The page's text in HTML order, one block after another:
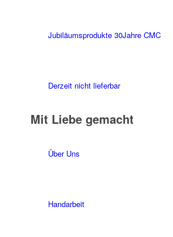
Jubiläumsprodukte 30Jahre CMC
Derzeit nicht lieferbar
Mit Liebe gemacht
Über Uns
Handarbeit